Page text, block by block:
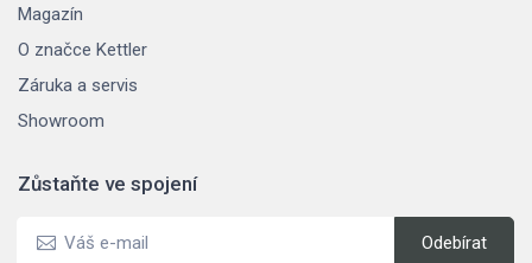
Magazín
O značce Kettler
Záruka a servis
Showroom
Zůstaňte ve spojení